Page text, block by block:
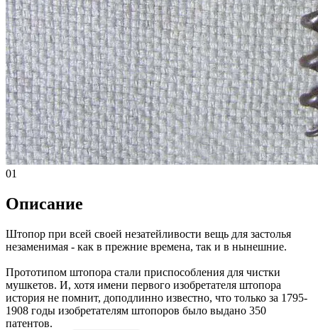
01
Описание
Штопор при всей своей незатейливости вещь для застолья
незаменимая - как в прежние времена, так и в нынешние.
Прототипом штопора стали приспособления для чистки
мушкетов. И, хотя имени первого изобретателя штопора
история не помнит, доподлинно известно, что только за 1795-
1908 годы изобретателям штопоров было выдано 350
патентов.